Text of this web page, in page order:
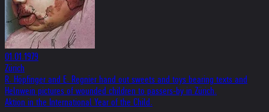
01.01.1979
Zürich
R. Höpfinger and E. Regnier hand out sweets and toys bearing texts and
Helnwein pictures of wounded children to passers-by in Zürich.
Aktion in the International Year of the Child.